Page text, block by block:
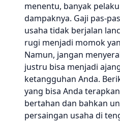
menentu, banyak
dampaknya. Gaji pas-
usaha tidak berjalan
rugi menjadi momok
Namun, jangan
justru bisa menjadi
ketangguhan Anda.
yang bisa Anda
bertahan dan bahkan
persaingan usaha di